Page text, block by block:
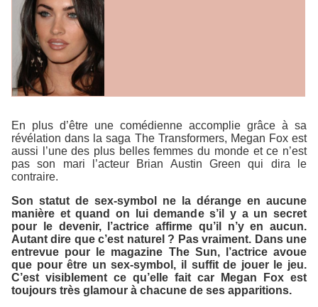
En plus d’être une comédienne accomplie grâce à sa
révélation dans la saga The Transformers, Megan Fox est
aussi l’une des plus belles femmes du monde et ce n’est
pas son mari l’acteur Brian Austin Green qui dira le
contraire.
Son statut de sex-symbol ne la dérange en aucune
manière et quand on lui demande s’il y a un secret
pour le devenir, l’actrice affirme qu’il n’y en aucun.
Autant dire que c’est naturel ? Pas vraiment. Dans une
entrevue pour le magazine The Sun, l’actrice avoue
que pour être un sex-symbol, il suffit de jouer le jeu.
C’est visiblement ce qu’elle fait car Megan Fox est
toujours très glamour à chacune de ses apparitions.